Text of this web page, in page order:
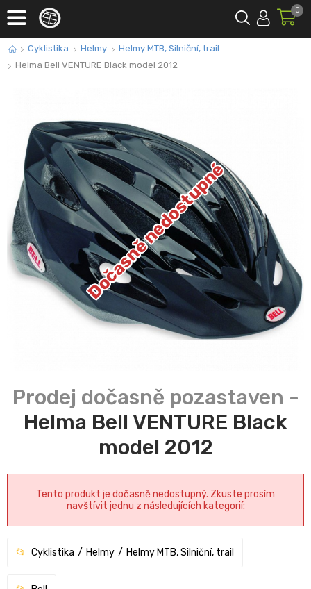
0
Cyklistika Helmy
Helmy MTB, Silniční, trail
Helma Bell VENTURE Black model 2012
Dočasně nedostupné
Helma Bell VENTURE Black
model 2012
Tento produkt je dočasně nedostupný. Zkuste prosím
navštívit jednu z následujících kategorií:
Cyklistika Helmy Helmy MTB, Silniční, trail